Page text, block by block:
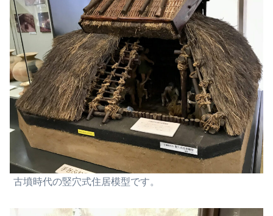
古墳時代の竪穴式住居模型です。